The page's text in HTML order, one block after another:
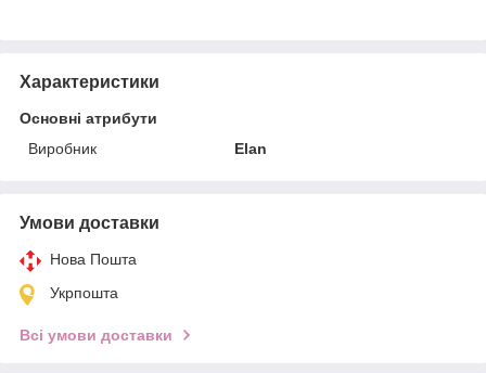
Характеристики
Основні атрибути
Виробник
Elan
Умови доставки
Нова Пошта
Укрпошта
Всі умови доставки